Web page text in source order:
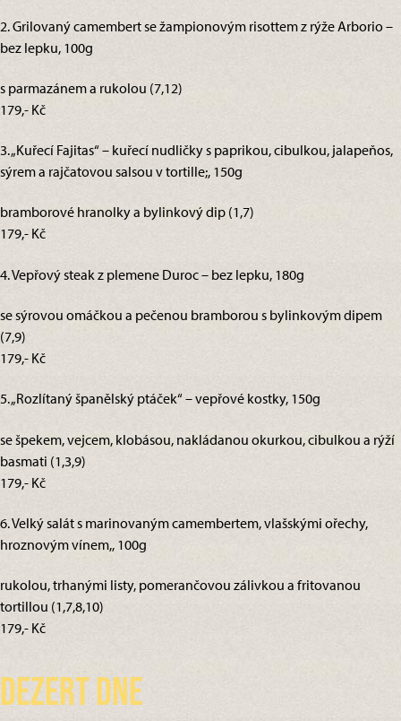
2. Grilovaný camembert se žampionovým risottem z rýže Arborio –
bez lepku, 100g
s parmazánem a rukolou (7,12)
179,- Kč
3. „Kuřecí Fajitas“ – kuřecí nudličky s paprikou, cibulkou, jalapeňos,
sýrem a rajčatovou salsou v tortille;, 150g
bramborové hranolky a bylinkový dip (1,7)
179,- Kč
4. Vepřový steak z plemene Duroc – bez lepku, 180g
se sýrovou omáčkou a pečenou bramborou s bylinkovým dipem
(7,9)
179,- Kč
5. „Rozlítaný španělský ptáček“ – vepřové kostky, 150g
se špekem, vejcem, klobásou, nakládanou okurkou, cibulkou a rýží
basmati (1,3,9)
179,- Kč
6. Velký salát s marinovaným camembertem, vlašskými ořechy,
hroznovým vínem,, 100g
rukolou, trhanými listy, pomerančovou zálivkou a fritovanou
tortillou (1,7,8,10)
179,- Kč
Dezert dne